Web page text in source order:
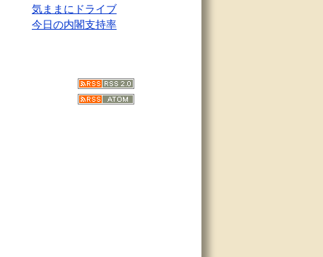
気ままにドライブ
今日の内閣支持率